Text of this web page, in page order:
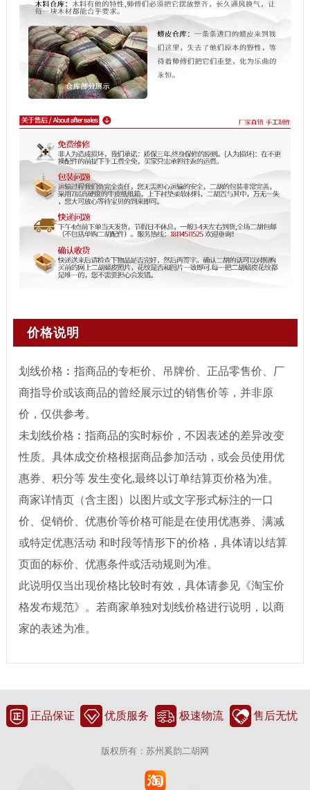
价格说明
划线价格︰指商品的专柜价、吊牌价、正品零售价、厂
商指导价或该商品的曾经展示过的销售价等，并非原
价，仅供参考。
未划线价格︰指商品的实时标价，不因表述的差异改变
性质。具体成交价格根据商品参加活动，或会员使用优
惠券、积分等 发生变化,最终以订单结算页价格为准。
商家详情页（含主图）以图片或文字形式标注的一口
价、促销价、优惠价等价格可能是在使用优惠券、满减
或特定优惠活动 和时段等情形下的价格，具体请以结算
页面的标价、优惠条件或活动规则为准。
此说明仅当出现价格比较时有效，具体请参见《淘宝价
格发布规范》。若商家单独对划线价格进行说明，以商
家的表述为准。
正品保证 优质服务 极速物流 售后无忧
版权所有：苏州奚韵二胡网